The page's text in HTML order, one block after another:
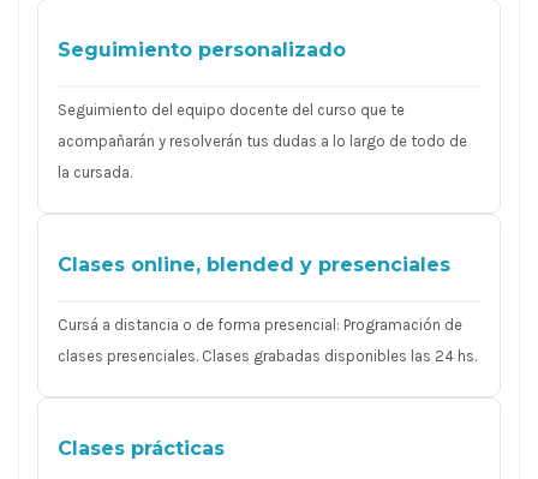
Seguimiento personalizado
Seguimiento del equipo docente del curso que te
acompañarán y resolverán tus dudas a lo largo de todo de
la cursada.
Clases online, blended y presenciales
Cursá a distancia o de forma presencial: Programación de
clases presenciales. Clases grabadas disponibles las 24 hs.
Clases prácticas